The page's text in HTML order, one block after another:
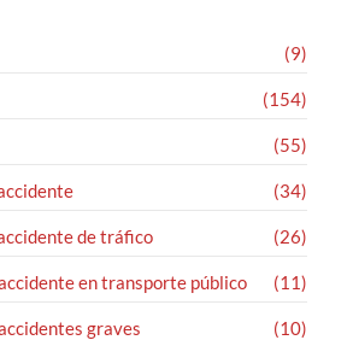
(9)
(154)
(55)
(34)
de tráfico (26)
en transporte público (11)
graves (10)